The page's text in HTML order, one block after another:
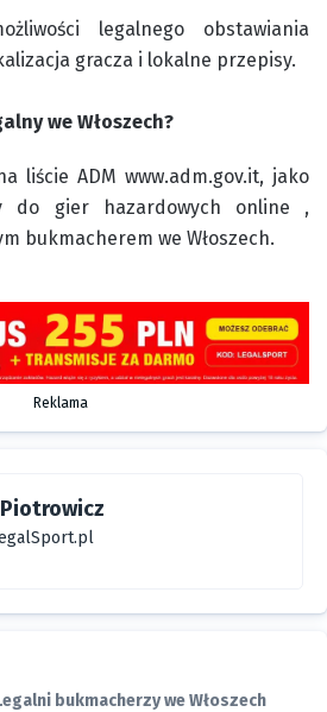
legalnego obstawiania
gracza i lokalne przepisy.
we Włoszech?
liście ADM www.adm.gov.it, jako
do gier hazardowych online ,
bukmacherem we Włoszech.
Reklama
Piotrowicz
bukmacherzy we Włoszech